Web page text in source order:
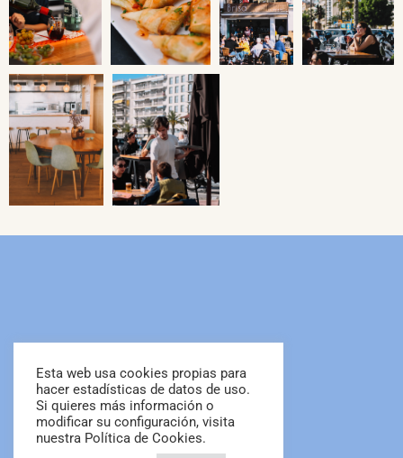
Esta web usa cookies propias para
hacer estadísticas de datos de uso.
Si quieres más información o
modificar su configuración, visita
nuestra Política de Cookies.